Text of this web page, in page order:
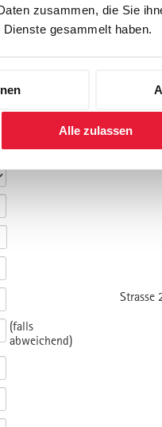
zusammen, die Sie
gesammelt haben.
Alle zulassen
(falls
abweichend)
Strasse